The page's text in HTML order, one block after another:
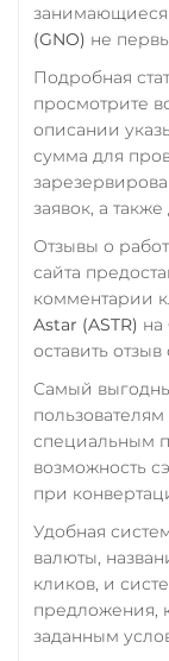
(GNO) не
Подробная
просмотрите
описании
сумма для
заявок, а
Отзывы о
сайта
комментарии
Astar (ASTR) на
оставить
Самый
специальным
возможность
при
Удобная
валюты,
кликов, и
предложения,
заданным